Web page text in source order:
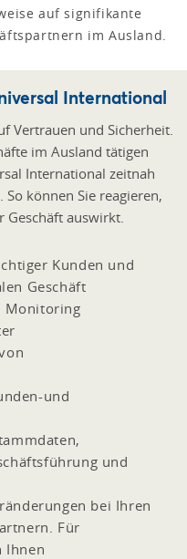
auf signifikante
im Ausland.
International
Vertrauen und Sicherheit.
im Ausland tätigen
International zeitnah
können Sie reagieren,
Geschäft auswirkt.
Kunden und
Geschäft
Monitoring
und
und
bei Ihren
Für
Ihnen